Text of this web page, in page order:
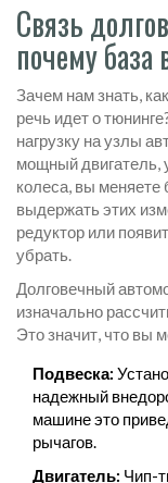
Связь
почему база
Зачем нам знать,
речь идет о
нагрузку на узлы
мощный двигатель,
колеса, вы
выдержать этих
редуктор или
убрать.
Долговечный
изначально
Это значит, что вы
Подвеска:
надежный
машине это
рычагов.
Двигатель: Чип-